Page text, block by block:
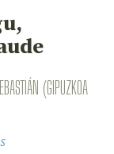
(GIPUZKOA